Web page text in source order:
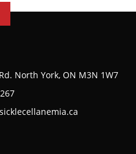
North York, ON M3N 1W7